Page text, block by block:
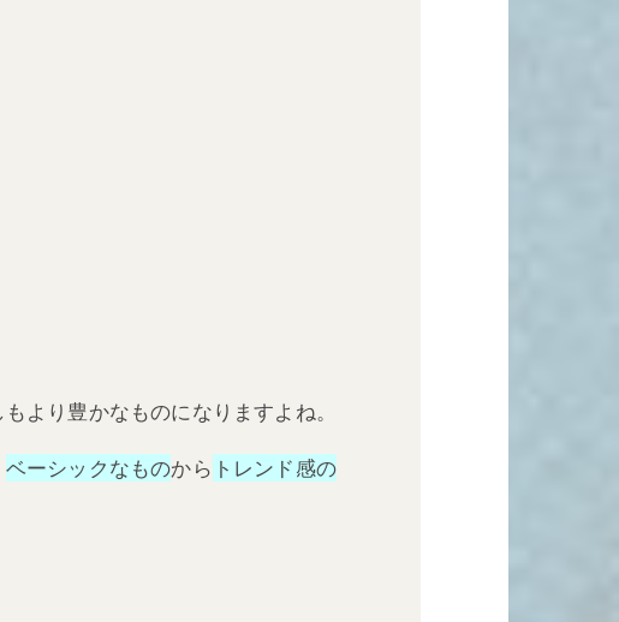
より豊かなものになりますよね。
ベーシックなものから トレンド感の